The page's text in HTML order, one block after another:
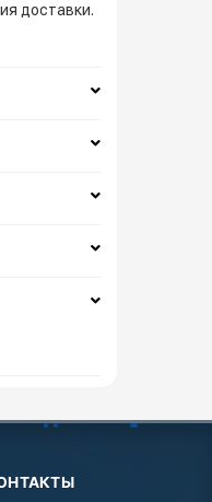
доставки.